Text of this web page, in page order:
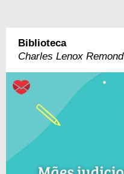
Biblioteca
Charles Lenox Remond